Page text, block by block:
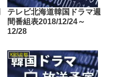
テレビ北海道韓国ドラマ週
間番組表2018/12/24～
12/28
KBS京都